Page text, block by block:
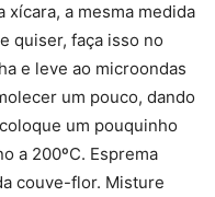
xícara, a mesma medida
quiser, faça isso no
e leve ao microondas
um pouco, dando
um pouquinho
a 200ºC. Esprema
couve-flor. Misture